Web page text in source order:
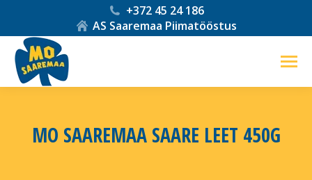
+372 45 24 186
AS Saaremaa Piimatööstus
MO SAAREMAA SAARE LEET 450G